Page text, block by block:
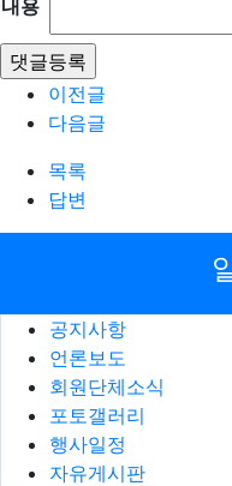
내용
이전글
다음글
목록
답변
공지사항
언론보도
회원단체소식
포토갤러리
행사일정
자유게시판